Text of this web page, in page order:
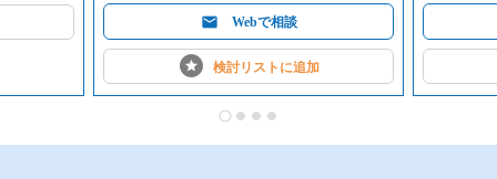
Webで相談
検討リストに追加